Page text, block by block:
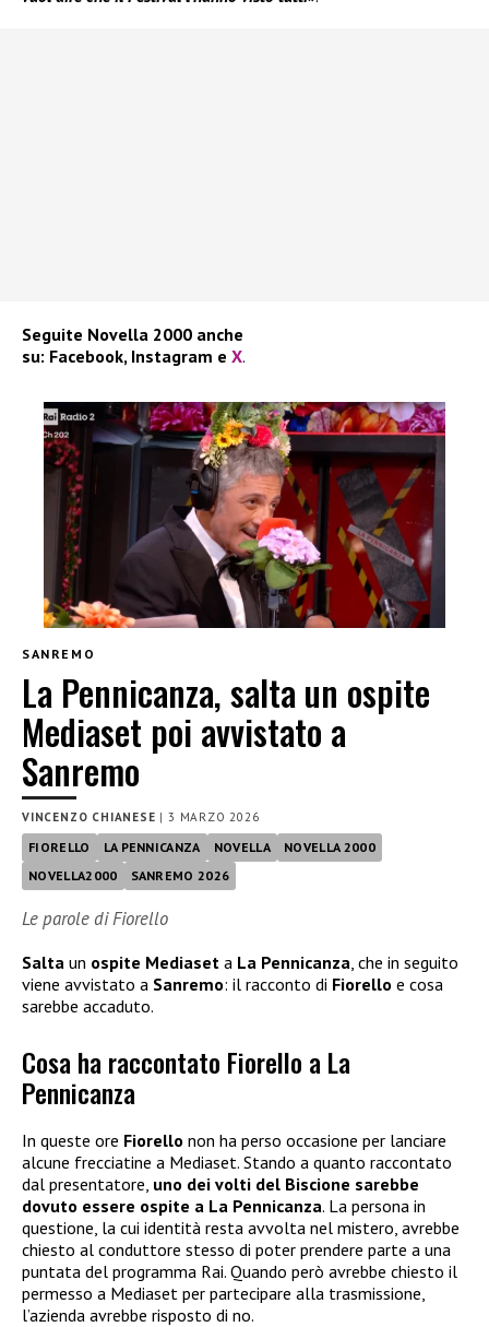
Seguite Novella 2000 anche
su: Facebook, Instagram e X.
SANREMO
La Pennicanza, salta un ospite
Mediaset poi avvistato a
Sanremo
VINCENZO CHIANESE |3 MARZO 2026
FIORELLO LA PENNICANZA NOVELLA
NOVELLA 2000
NOVELLA2000
SANREMO 2026
Le parole di Fiorello
Salta un ospite Mediaset a La Pennicanza, che in seguito
viene avvistato a Sanremo: il racconto di Fiorello e cosa
sarebbe accaduto.
Cosa ha raccontato Fiorello a La
Pennicanza
In queste ore Fiorello non ha perso occasione per lanciare
alcune frecciatine a Mediaset. Stando a quanto raccontato
dal presentatore, uno dei volti del Biscione sarebbe
dovuto essere ospite a La Pennicanza. La persona in
questione, la cui identità resta avvolta nel mistero, avrebbe
chiesto al conduttore stesso di poter prendere parte a una
puntata del programma Rai. Quando però avrebbe chiesto il
permesso a Mediaset per partecipare alla trasmissione,
l’azienda avrebbe risposto di no.